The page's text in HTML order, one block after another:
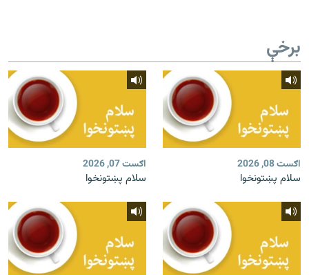
برخې
اګست 08, 2026
سلام پښتونخوا
اګست 07, 2026
سلام پښتونخوا